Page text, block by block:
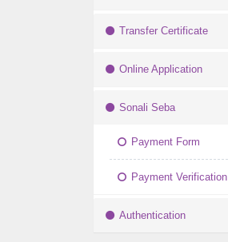
Transfer Certificate
Online Application
Sonali Seba
Payment Form
Payment Verification
Authentication